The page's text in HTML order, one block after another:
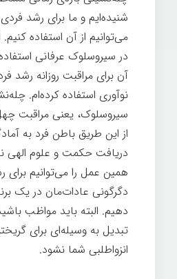
شنیده‌ایم و ما برای رشد
می‌توانیم از آن استفاده
در سیروسلوک عرفانی
آن برای مراقبت روزانه رشد
نوآوری استفاده کرده‌ام.
سیروسلوک، یعنی مراقبت
از این طریق باطن فرد به
دریافت حکمت و علوم الهی
همین عمل را می‌توانیم برای
دگرگونی عادات‌مان در یک
دهیم. البته باید مواظب
تبدیل به وسیله‌ای برای
انزواطلبی شما نشود.